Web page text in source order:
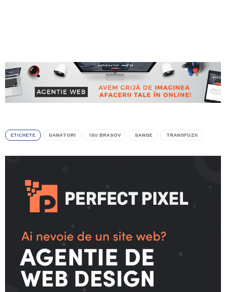
ETICHETE DANATORI ISU BRASOV SANGE TRANSFUZII